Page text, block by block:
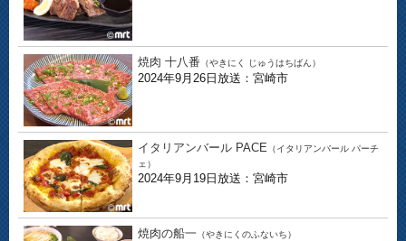
焼肉 十八番 （やきにく じゅうはちばん）
2024年9月26日放送：宮崎市
イタリアンバール PACE （イタリアンバール パーチ
ェ）
2024年9月19日放送：宮崎市
焼肉の船一 （やきにくのふないち）